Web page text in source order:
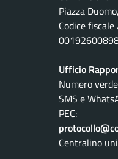
Piazza
Codice
Ufficio
Numero
SMS e
PEC:
Centralino